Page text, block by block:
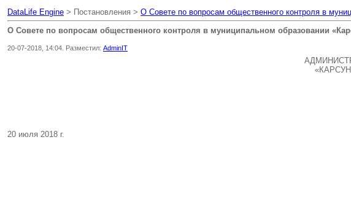
DataLife Engine > Постановления > О Совете по вопросам общественного контроля в
О Совете по вопросам общественного контроля в муниципальном образовании
20-07-2018, 14:04. Разместил: AdminIT
20 июля 2018 г.